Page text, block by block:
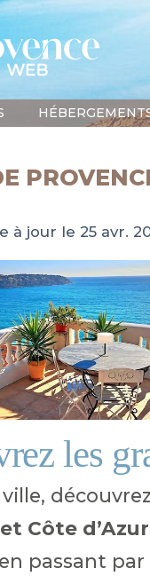
à jour le 25 avr.
les
Côte d’Azur
passant